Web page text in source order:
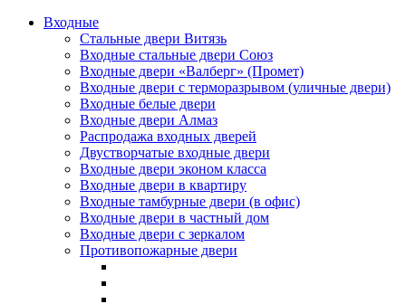
Входные
Стальные двери Витязь
Входные стальные двери Союз
Входные двери «Валберг» (Промет)
Входные двери с терморазрывом (уличные двери)
Входные белые двери
Входные двери Алмаз
Распродажа входных дверей
Двустворчатые входные двери
Входные двери эконом класса
Входные двери в квартиру
Входные тамбурные двери (в офис)
Входные двери в частный дом
Входные двери с зеркалом
Противопожарные двери